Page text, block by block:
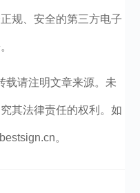
规、安全的第三方电子
载请注明文章来源。未
其法律责任的权利。如
。